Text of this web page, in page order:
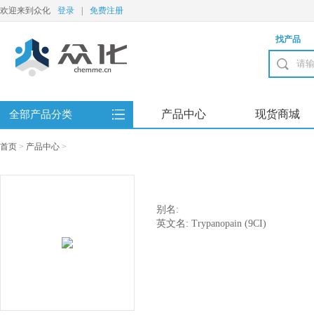
欢迎来到众化 登录 免费注册
找产品
全部产品分类 产品中心 现货商城
首页 > 产品中心 >
别名:
英文名: Trypanopain (9CI)